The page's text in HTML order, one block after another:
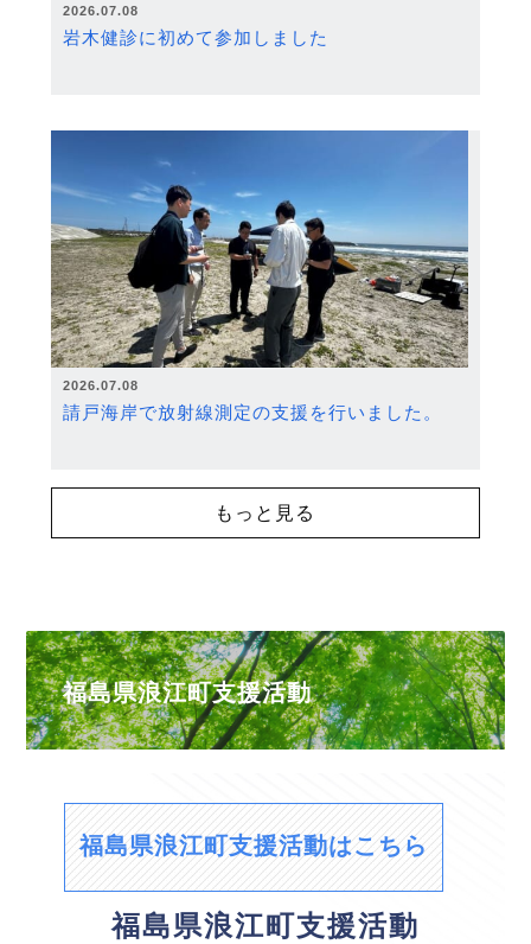
2026.07.08
岩木健診に初めて参加しました
2026.07.08
請戸海岸で放射線測定の支援を行いました。
もっと見る
福島県浪江町支援活動
福島県浪江町支援活動はこちら
福島県浪江町支援活動